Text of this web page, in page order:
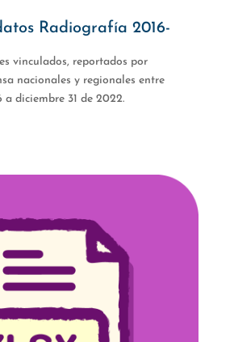
Radiografía 2016-
vinculados, reportados por
nacionales y regionales entre
a diciembre 31 de 2022.